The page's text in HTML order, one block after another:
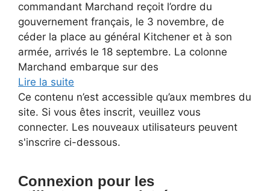
commandant Marchand reçoit l’ordre du
gouvernement français, le 3 novembre, de
céder la place au général Kitchener et à son
armée, arrivés le 18 septembre. La colonne
Marchand embarque sur des
Lire la suite
Ce contenu n’est accessible qu’aux membres du
site. Si vous êtes inscrit, veuillez vous
connecter. Les nouveaux utilisateurs peuvent
s'inscrire ci-dessous.
Connexion pour les